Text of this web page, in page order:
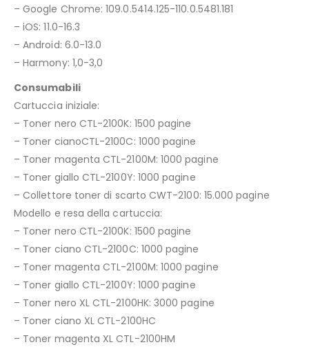
– Google Chrome: 109.0.5414.125-110.0.5481.181
– iOS: 11.0-16.3
– Android: 6.0-13.0
– Harmony: 1,0-3,0
Consumabili
Cartuccia iniziale:
– Toner nero CTL-2100K: 1500 pagine
– Toner cianoCTL-2100C: 1000 pagine
– Toner magenta CTL-2100M: 1000 pagine
– Toner giallo CTL-2100Y: 1000 pagine
– Collettore toner di scarto CWT-2100: 15.000 pagine
Modello e resa della cartuccia:
– Toner nero CTL-2100K: 1500 pagine
– Toner ciano CTL-2100C: 1000 pagine
– Toner magenta CTL-2100M: 1000 pagine
– Toner giallo CTL-2100Y: 1000 pagine
– Toner nero XL CTL-2100HK: 3000 pagine
– Toner ciano XL CTL-2100HC
– Toner magenta XL CTL-2100HM